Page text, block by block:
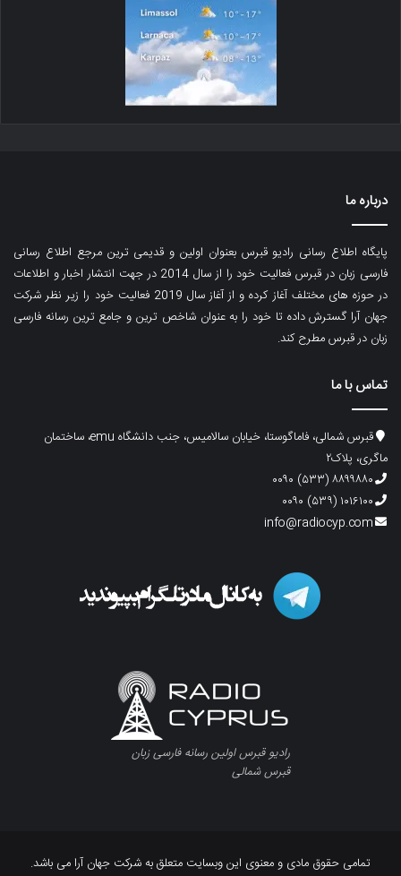
درباره ما
پایگاه اطلاع رسانی رادیو قبرس بعنوان اولین و قدیمی ترین مرجع اطلاع رسانی
فارسی زبان در قبرس فعالیت خود را از سال 2014 در جهت انتشار اخبار و اطلاعات
در حوزه های مختلف آغاز کرده و از آغاز سال 2019 فعالیت خود را زیر نظر شرکت
جهان آرا گسترش داده تا خود را به عنوان شاخص ترین و جامع ترین رسانه فارسی
زبان در قبرس مطرح کند.
تماس با ما
قبرس شمالی، فاماگوستا، خیابان سالامیس، جنب دانشگاه emu، ساختمان
ماگری، پلاک۲
۸۸۹۹۸۸۰ (۵۳۳) ۰۰۹۰
۱۰۱۶۱۰۰ (۵۳۹) ۰۰۹۰
info@radiocyp.com
رادیو قبرس اولین رسانه فارسی زبان
قبرس شمالی
تمامی حقوق مادی و معنوی این وبسایت متعلق به شرکت جهان آرا می باشد.